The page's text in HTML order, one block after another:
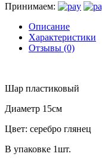
Принимаем:
Описание
Характеристики
Отзывы (0)
Шар пластиковый
Диаметр 15см
Цвет: серебро глянец
В упаковке 1шт.